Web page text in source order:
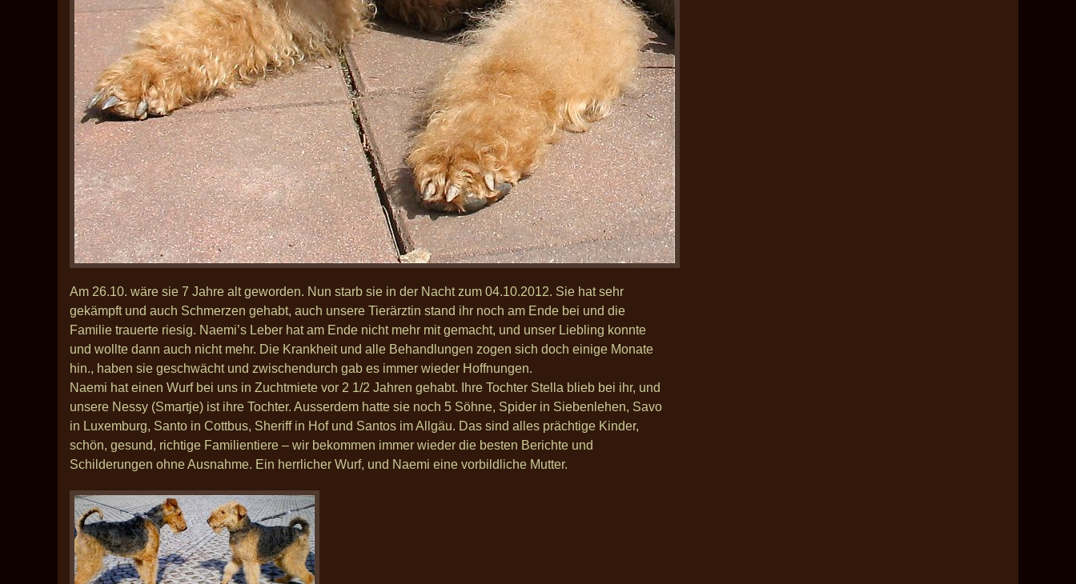
Am 26.10. wäre sie 7 Jahre alt geworden. Nun starb sie in der Nacht zum 04.10.2012. Sie hat sehr
gekämpft und auch Schmerzen gehabt, auch unsere Tierärztin stand ihr noch am Ende bei und die
Familie trauerte riesig. Naemi’s Leber hat am Ende nicht mehr mit gemacht, und unser Liebling konnte
und wollte dann auch nicht mehr. Die Krankheit und alle Behandlungen zogen sich doch einige Monate
hin., haben sie geschwächt und zwischendurch gab es immer wieder Hoffnungen.
Naemi hat einen Wurf bei uns in Zuchtmiete vor 2 1/2 Jahren gehabt. Ihre Tochter Stella blieb bei ihr, und
unsere Nessy (Smartje) ist ihre Tochter. Ausserdem hatte sie noch 5 Söhne, Spider in Siebenlehen, Savo
in Luxemburg, Santo in Cottbus, Sheriff in Hof und Santos im Allgäu. Das sind alles prächtige Kinder,
schön, gesund, richtige Familientiere – wir bekommen immer wieder die besten Berichte und
Schilderungen ohne Ausnahme. Ein herrlicher Wurf, und Naemi eine vorbildliche Mutter.